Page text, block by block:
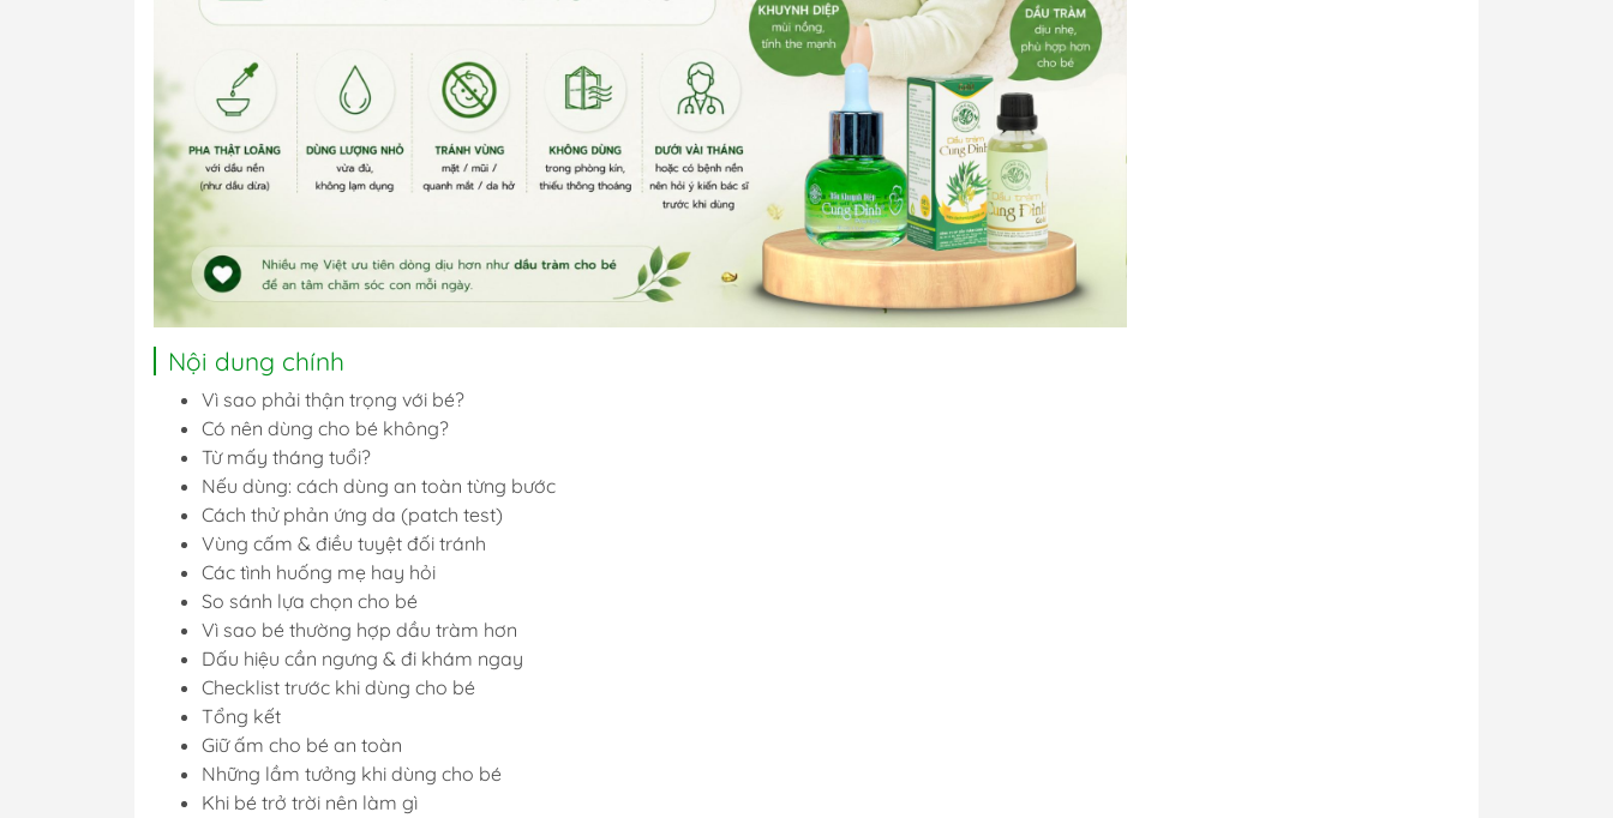
Nội dung chính
Vì sao phải thận trọng với bé?
Có nên dùng cho bé không?
Từ mấy tháng tuổi?
Nếu dùng: cách dùng an toàn từng bước
Cách thử phản ứng da (patch test)
Vùng cấm & điều tuyệt đối tránh
Các tình huống mẹ hay hỏi
So sánh lựa chọn cho bé
Vì sao bé thường hợp dầu tràm hơn
Dấu hiệu cần ngưng & đi khám ngay
Checklist trước khi dùng cho bé
Tổng kết
Giữ ấm cho bé an toàn
Những lầm tưởng khi dùng cho bé
Khi bé trở trời nên làm gì